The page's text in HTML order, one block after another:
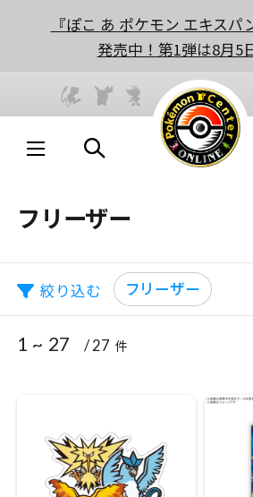
『ぽこ あ ポケモン エキスパ
発売中！第1弾は8月5
フリーザー
絞り込む フリーザー
1 ~ 27 / 27 件